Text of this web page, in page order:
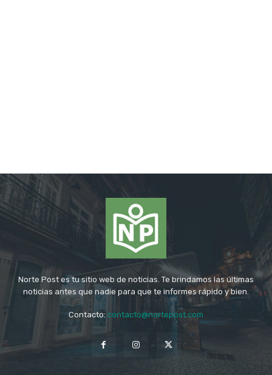
Norte Post es tu sitio web de noticias. Te brindamos las últimas
noticias antes que nadie para que te informes rápido y bien.
Contacto: contacto@nortepost.com